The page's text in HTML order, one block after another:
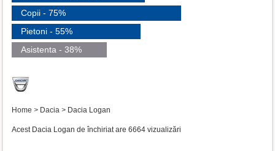
Copii - 75%
Pietoni - 55%
Asistenta - 38%
Home > Dacia > Dacia Logan
Acest Dacia Logan de închiriat are 6664 vizualizări